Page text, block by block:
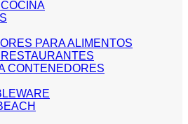
PARA ALIMENTOS
CONTENEDORES